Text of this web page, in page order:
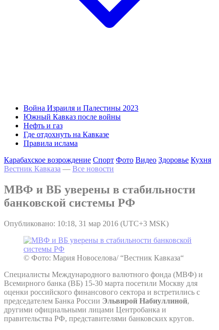
Война Израиля и Палестины 2023
Южный Кавказ после войны
Нефть и газ
Где отдохнуть на Кавказе
Правила ислама
Карабахское возрождение Спорт Фото Видео Здоровье Кухня
Вестник Кавказа — Все новости
МВФ и ВБ уверены в стабильности
банковской системы РФ
Опубликовано: 10:18, 31 мар 2016 (UTC+3 MSK)
© Фото: Мария Новоселова/ “Вестник Кавказа“
Специалисты Международного валютного фонда (МВФ) и
Всемирного банка (ВБ) 15-30 марта посетили Москву для
оценки российского финансового сектора и встретились с
председателем Банка России Эльвирой Набиуллиной,
другими официальными лицами Центробанка и
правительства РФ, представителями банковских кругов.